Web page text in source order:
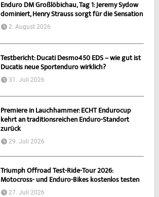
Enduro DM Großlöbichau, Tag 1: Jeremy Sydow
dominiert, Henry Strauss sorgt für die Sensation
2. August 2026
Testbericht: Ducati Desmo450 EDS – wie gut ist
Ducatis neue Sportenduro wirklich?
31. Juli 2026
Premiere in Lauchhammer: ECHT Endurocup
kehrt an traditionsreichen Enduro-Standort
zurück
29. Juli 2026
Triumph Offroad Test-Ride-Tour 2026:
Motocross- und Enduro-Bikes kostenlos testen
27. Juli 2026